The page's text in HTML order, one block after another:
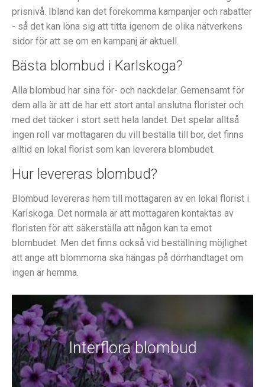
prisnivå. Ibland kan det förekomma kampanjer och rabatter
- så det kan löna sig att titta igenom de olika nätverkens
sidor för att se om en kampanj är aktuell.
Bästa blombud i Karlskoga?
Alla blombud har sina för- och nackdelar. Gemensamt för
dem alla är att de har ett stort antal anslutna florister och
med det täcker i stort sett hela landet. Det spelar alltså
ingen roll var mottagaren du vill beställa till bor, det finns
alltid en lokal florist som kan leverera blombudet.
Hur levereras blombud?
Blombud levereras hem till mottagaren av en lokal florist i
Karlskoga. Det normala är att mottagaren kontaktas av
floristen för att säkerställa att någon kan ta emot
blombudet. Men det finns också vid beställning möjlighet
att ange att blommorna ska hängas på dörrhandtaget om
ingen är hemma.
Interflora blombud